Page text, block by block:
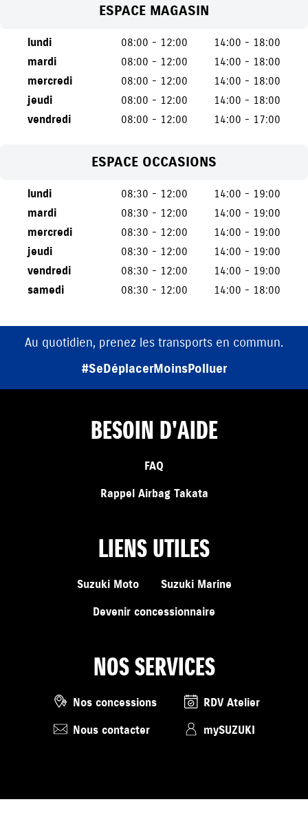
ESPACE MAGASIN
lundi 08:00 - 12:00
14:00 - 18:00
mardi
08:00 - 12:00
14:00 - 18:00
mercredi
08:00 - 12:00
14:00 - 18:00
jeudi
08:00 - 12:00
14:00 - 18:00
vendredi
08:00 - 12:00 14:00 - 17:00
ESPACE OCCASIONS
lundi 08:30 - 12:00
14:00 - 19:00
mardi
08:30 - 12:00
14:00 - 19:00
mercredi
08:30 - 12:00
14:00 - 19:00
jeudi
08:30 - 12:00
14:00 - 19:00
vendredi
08:30 - 12:00
14:00 - 19:00
samedi
08:30 - 12:00 14:00 - 18:00
Au quotidien, prenez les transports en commun.
#SeDéplacerMoinsPolluer
BESOIN D'AIDE
FAQ
Rappel Airbag Takata
LIENS UTILES
Suzuki Moto
Suzuki Marine
Devenir concessionnaire
NOS SERVICES
Nos concessions
Nous contacter
RDV Atelier
mySUZUKI